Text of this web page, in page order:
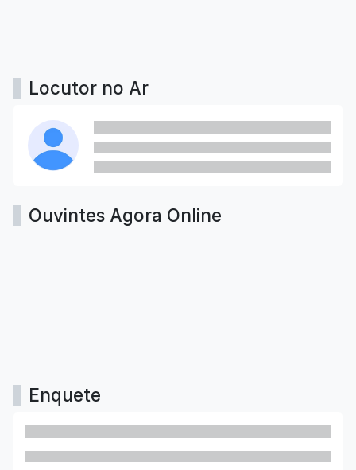
Locutor no Ar
Ouvintes Agora Online
Enquete